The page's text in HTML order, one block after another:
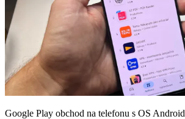
Google Play obchod na telefonu s OS Android